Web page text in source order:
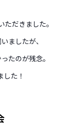
だきました。
ましたが、
たのが残念。
た！